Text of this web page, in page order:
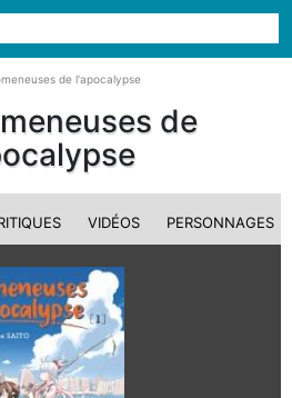
de l'apocalypse
de
VIDÉOS PERSONNAGES